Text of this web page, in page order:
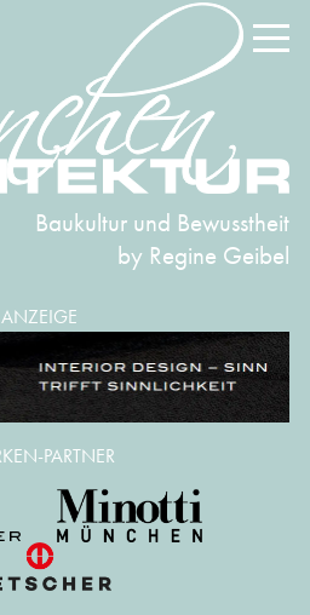
Baukultur und Bewusstheit
by Regine Geibel
ANZEIGE